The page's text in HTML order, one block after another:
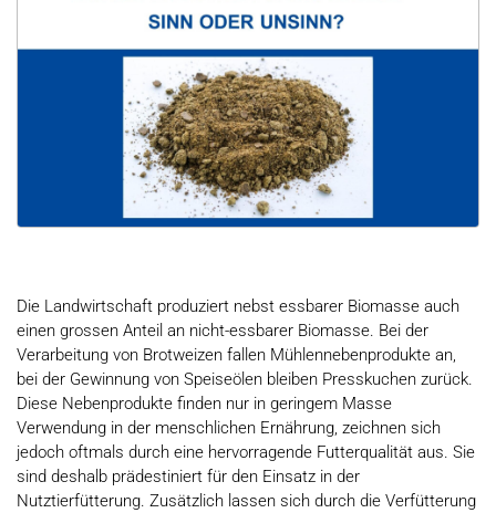
Die Landwirtschaft produziert nebst essbarer Biomasse auch
einen grossen Anteil an nicht-essbarer Biomasse. Bei der
Verarbeitung von Brotweizen fallen Mühlennebenprodukte an,
bei der Gewinnung von Speiseölen bleiben Presskuchen zurück.
Diese Nebenprodukte finden nur in geringem Masse
Verwendung in der menschlichen Ernährung, zeichnen sich
jedoch oftmals durch eine hervorragende Futterqualität aus. Sie
sind deshalb prädestiniert für den Einsatz in der
Nutztierfütterung. Zusätzlich lassen sich durch die Verfütterung